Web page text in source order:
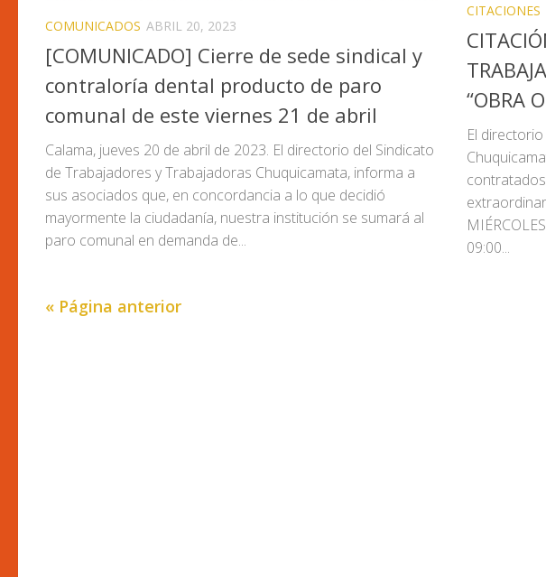
COMUNICADOS ABRIL 20, 2023
[COMUNICADO] Cierre de sede sindical y
contraloría dental producto de paro
comunal de este viernes 21 de abril
Calama, jueves 20 de abril de 2023. El directorio del Sindicato
de Trabajadores y Trabajadoras Chuquicamata, informa a
sus asociados que, en concordancia a lo que decidió
mayormente la ciudadanía, nuestra institución se sumará al
paro comunal en demanda de...
CITACIONES
“OBRA
El
09:00...
« Página anterior